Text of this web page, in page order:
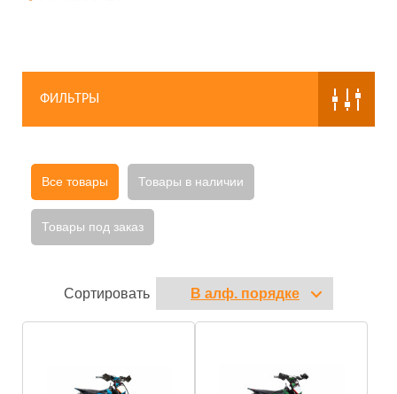
ФИЛЬТРЫ
Все товары Товары в наличии
Товары под заказ
Сортировать